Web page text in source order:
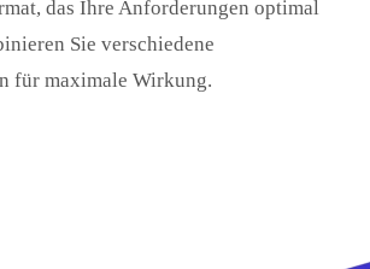
das Ihre Anforderungen optimal
Sie verschiedene
für maximale Wirkung.